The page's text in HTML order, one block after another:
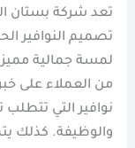
تعد شركة بستان
تصميم النوافير
لمسة جمالية
من العملاء على
نوافير التي
والوظيفة. كذلك